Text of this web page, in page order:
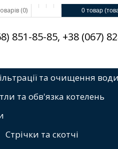
0 товар
(0)
851-85-85, +38 (067)
та очищення води
та обв'язка котелень
Стрічки та скотчі